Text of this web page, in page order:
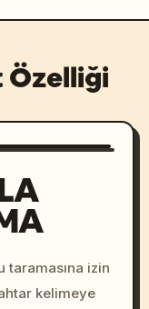
Özelliği
taramasına izin
kelimeye